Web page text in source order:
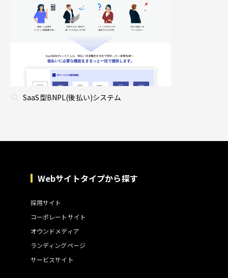
SaaS型BNPL(後払い)システム
Webサイトタイプから探す
採用サイト
コーポレートサイト
オウンドメディア
ランディングページ
サービスサイト